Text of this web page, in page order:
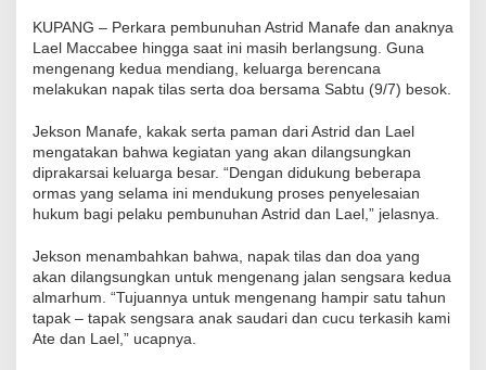
KUPANG – Perkara pembunuhan Astrid Manafe dan anaknya
Lael Maccabee hingga saat ini masih berlangsung. Guna
mengenang kedua mendiang, keluarga berencana
melakukan napak tilas serta doa bersama Sabtu (9/7) besok.
Jekson Manafe, kakak serta paman dari Astrid dan Lael
mengatakan bahwa kegiatan yang akan dilangsungkan
diprakarsai keluarga besar. “Dengan didukung beberapa
ormas yang selama ini mendukung proses penyelesaian
hukum bagi pelaku pembunuhan Astrid dan Lael,” jelasnya.
Jekson menambahkan bahwa, napak tilas dan doa yang
akan dilangsungkan untuk mengenang jalan sengsara kedua
almarhum. “Tujuannya untuk mengenang hampir satu tahun
tapak – tapak sengsara anak saudari dan cucu terkasih kami
Ate dan Lael,” ucapnya.